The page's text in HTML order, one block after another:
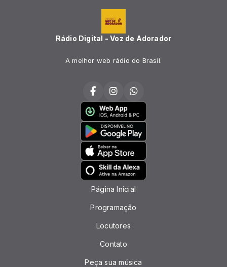
Rádio Digital - Voz de Adorador
A melhor web rádio do Brasil.
Página Inicial
Programação
Locutores
Contato
Peça sua música